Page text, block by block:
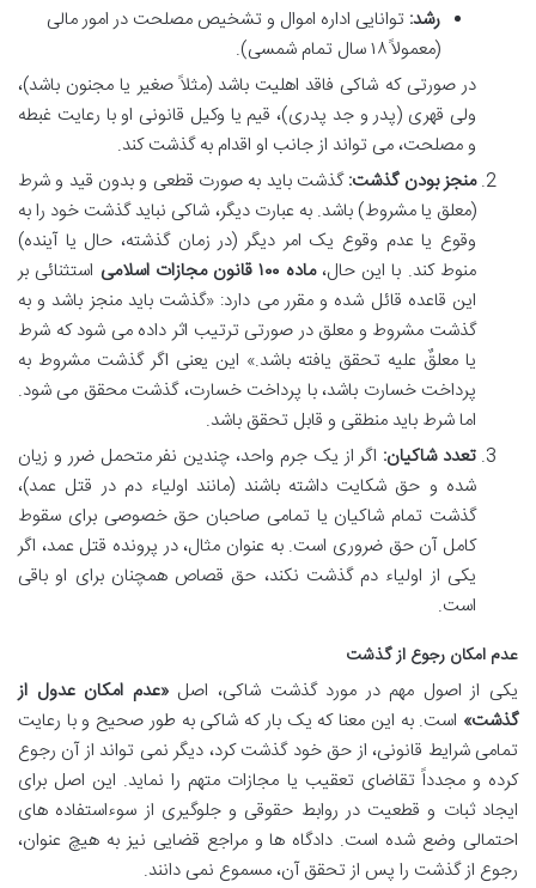
رشد: توانایی اداره اموال و تشخیص مصلحت در امور مالی
(معمولاً ۱۸ سال تمام شمسی).
در صورتی که شاکی فاقد اهلیت باشد (مثلاً صغیر یا مجنون باشد)،
ولی قهری (پدر و جد پدری)، قیم یا وکیل قانونی او با رعایت غبطه
و مصلحت، می تواند از جانب او اقدام به گذشت کند.
منجز بودن گذشت:گذشت باید به صورت قطعی و بدون قید و شرط
(معلق یا مشروط) باشد. به عبارت دیگر، شاکی نباید گذشت خود را به
وقوع یا عدم وقوع یک امر دیگر (در زمان گذشته، حال یا آینده)
منوط کند. با این حال،ماده ۱۰۰ قانون مجازات اسلامی
استثنائی بر
این قاعده قائل شده و مقرر می دارد: «گذشت باید منجز باشد و به
گذشت مشروط و معلق در صورتی ترتیب اثر داده می شود که شرط
یا معلقٌ علیه تحقق یافته باشد.» این یعنی اگر گذشت مشروط به
پرداخت خسارت باشد، با پرداخت خسارت، گذشت محقق می شود.
اما شرط باید منطقی و قابل تحقق باشد.
تعدد شاکیان: اگر از یک جرم واحد، چندین نفر متحمل ضرر و زیان
شده و حق شکایت داشته باشند (مانند اولیاء دم در قتل عمد)،
گذشت تمام شاکیان یا تمامی صاحبان حق خصوصی برای سقوط
کامل آن حق ضروری است. به عنوان مثال، در پرونده قتل عمد، اگر
یکی از اولیاء دم گذشت نکند، حق قصاص همچنان برای او باقی
است.
عدم امکان رجوع از گذشت
یکی از اصول مهم در مورد گذشت شاکی، اصل«عدم امکان عدول از
گذشت» است. به این معنا که یک بار که شاکی به طور صحیح و با رعایت
تمامی شرایط قانونی، از حق خود گذشت کرد، دیگر نمی تواند از آن رجوع
کرده و مجدداً تقاضای تعقیب یا مجازات متهم را نماید. این اصل برای
ایجاد ثبات و قطعیت در روابط حقوقی و جلوگیری از سوءاستفاده های
احتمالی وضع شده است. دادگاه ها و مراجع قضایی نیز به هیچ عنوان،
رجوع از گذشت را پس از تحقق آن، مسموع نمی دانند.